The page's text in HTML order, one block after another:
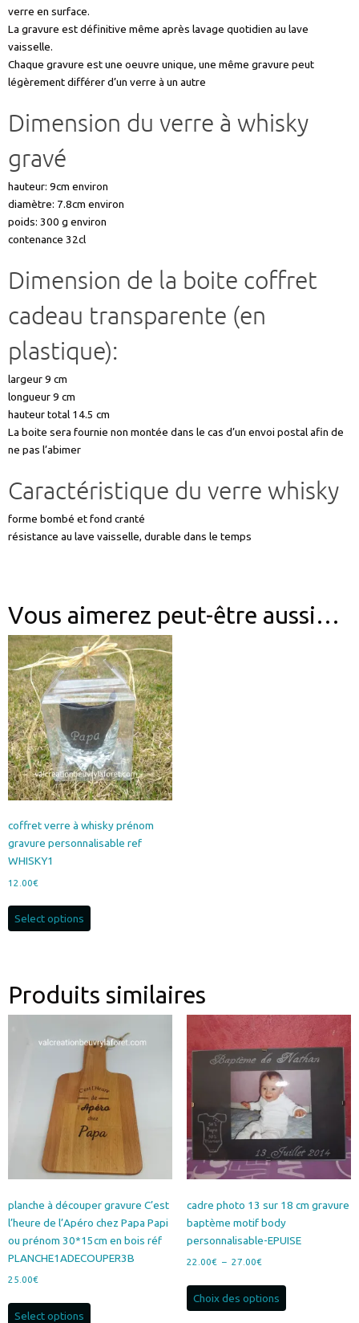
verre en surface.
La gravure est définitive même après lavage quotidien au lave
vaisselle.
Chaque gravure est une oeuvre unique, une même gravure peut
légèrement différer d’un verre à un autre
Dimension du verre à whisky
gravé
hauteur: 9cm environ
diamètre: 7.8cm environ
poids: 300 g environ
contenance 32cl
Dimension de la boite coffret
cadeau transparente (en
plastique):
largeur 9 cm
longueur 9 cm
hauteur total 14.5 cm
La boite sera fournie non montée dans le cas d’un envoi postal afin de
ne pas l’abimer
Caractéristique du verre whisky
forme bombé et fond cranté
résistance au lave vaisselle, durable dans le temps
Vous aimerez peut-être aussi…
coffret verre à whisky prénom
gravure personnalisable ref
WHISKY1
12.00€
Select options
Produits similaires
planche à découper gravure C’est
l’heure de l’Apéro chez Papa Papi
ou prénom 30*15cm en bois réf
PLANCHE1ADECOUPER3B
25.00€
Select options
cadre photo 13 sur 18 cm gravure
baptème motif body
personnalisable-EPUISE
22.00€ – 27.00€Plage
22.00€
Choix des options